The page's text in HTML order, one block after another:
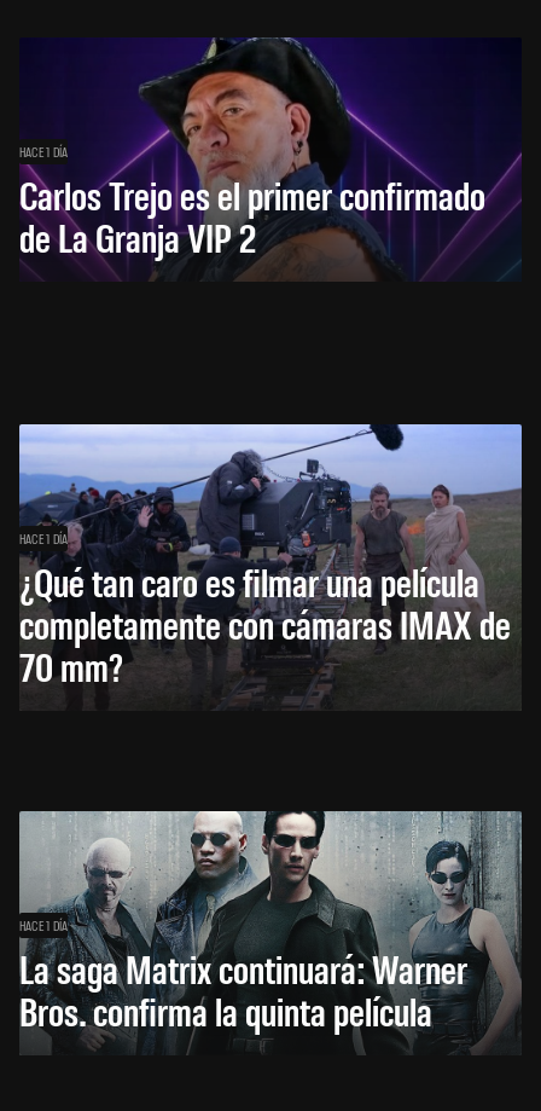
HACE 1 DÍA
Carlos Trejo es el primer confirmado
de La Granja VIP 2
HACE 1 DÍA
¿Qué tan caro es filmar una película
completamente con cámaras IMAX de
70 mm?
HACE 1 DÍA
La saga Matrix continuará: Warner
Bros. confirma la quinta película